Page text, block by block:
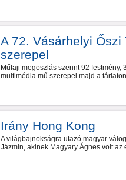
A 72. Vásárhelyi
szerepel
Műfaji megoszlás szerint 92
multimédia mű szerepel majd a
Irány Hong Kong
A világbajnokságra utazó magyar
Jázmin, akinek Magyary Ágnes volt az